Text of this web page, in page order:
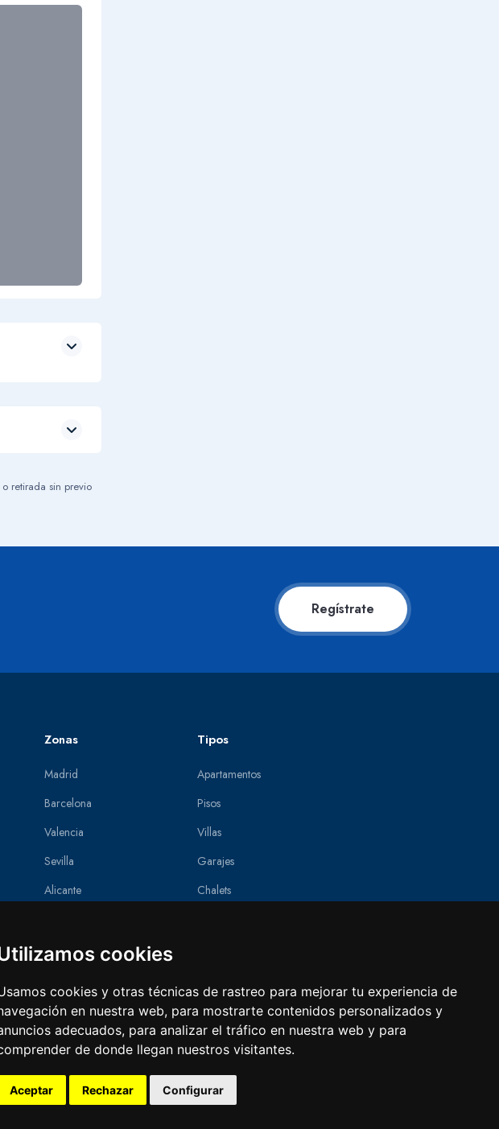
cookies
cookies y otras técnicas de rastreo para mejorar tu experiencia de
en nuestra web, para mostrarte contenidos personalizados y
adecuados, para analizar el tráfico en nuestra web y para
de donde llegan nuestros visitantes.
Aceptar Rechazar Configurar
retirada sin previo
Regístrate
Zonas
Madrid
Barcelona
Valencia
Sevilla
Alicante
Asturias
Málaga
Salamanca
Las Palmas
Tipos
Apartamentos
Pisos
Villas
Garajes
Chalets
Parcelas
Casas de campo